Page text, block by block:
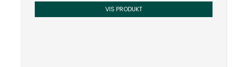
VIS PRODUKT